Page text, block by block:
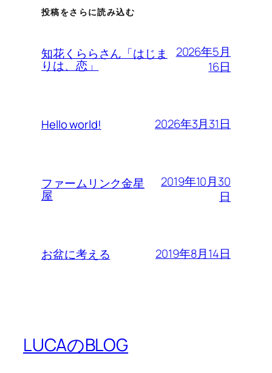
投稿をさらに読み込む
知花くららさん「はじま
りは、恋」
2026年5月
16日
Hello world! 2026年3月31日
ファームリンク金星
屋
2019年10月30
日
お盆に考える 2019年8月14日
LUCAのBLOG